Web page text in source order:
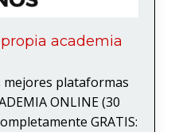
academia
mejores plataformas
ONLINE (30
GRATIS: